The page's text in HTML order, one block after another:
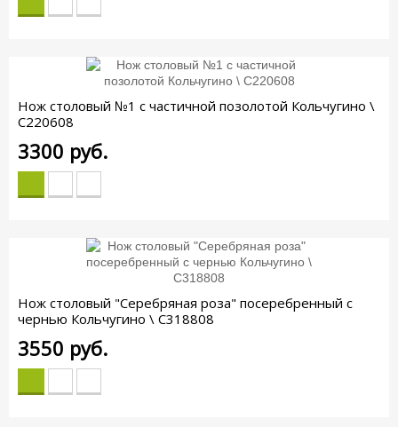
Нож столовый №1 с частичной позолотой Кольчугино \
С220608
3300 руб.
Нож столовый "Серебряная роза" посеребренный с
чернью Кольчугино \ С318808
3550 руб.